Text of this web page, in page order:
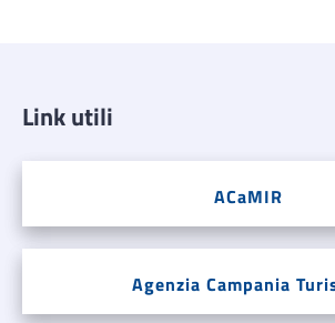
Link utili
ACaMIR
Agenzia Campania